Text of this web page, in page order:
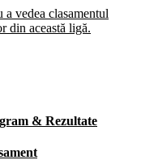
a vedea clasamentul
din această ligă.
& Rezultate